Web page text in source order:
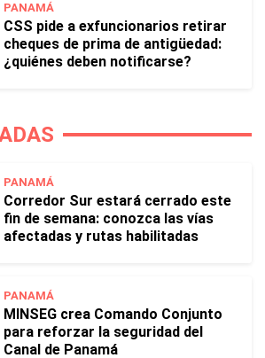
PANAMÁ
CSS pide a exfuncionarios retirar
cheques de prima de antigüedad:
¿quiénes deben notificarse?
PANAMÁ
Corredor Sur estará cerrado este
fin de semana: conozca las vías
afectadas y rutas habilitadas
PANAMÁ
MINSEG crea Comando Conjunto
para reforzar la seguridad del
Canal de Panamá